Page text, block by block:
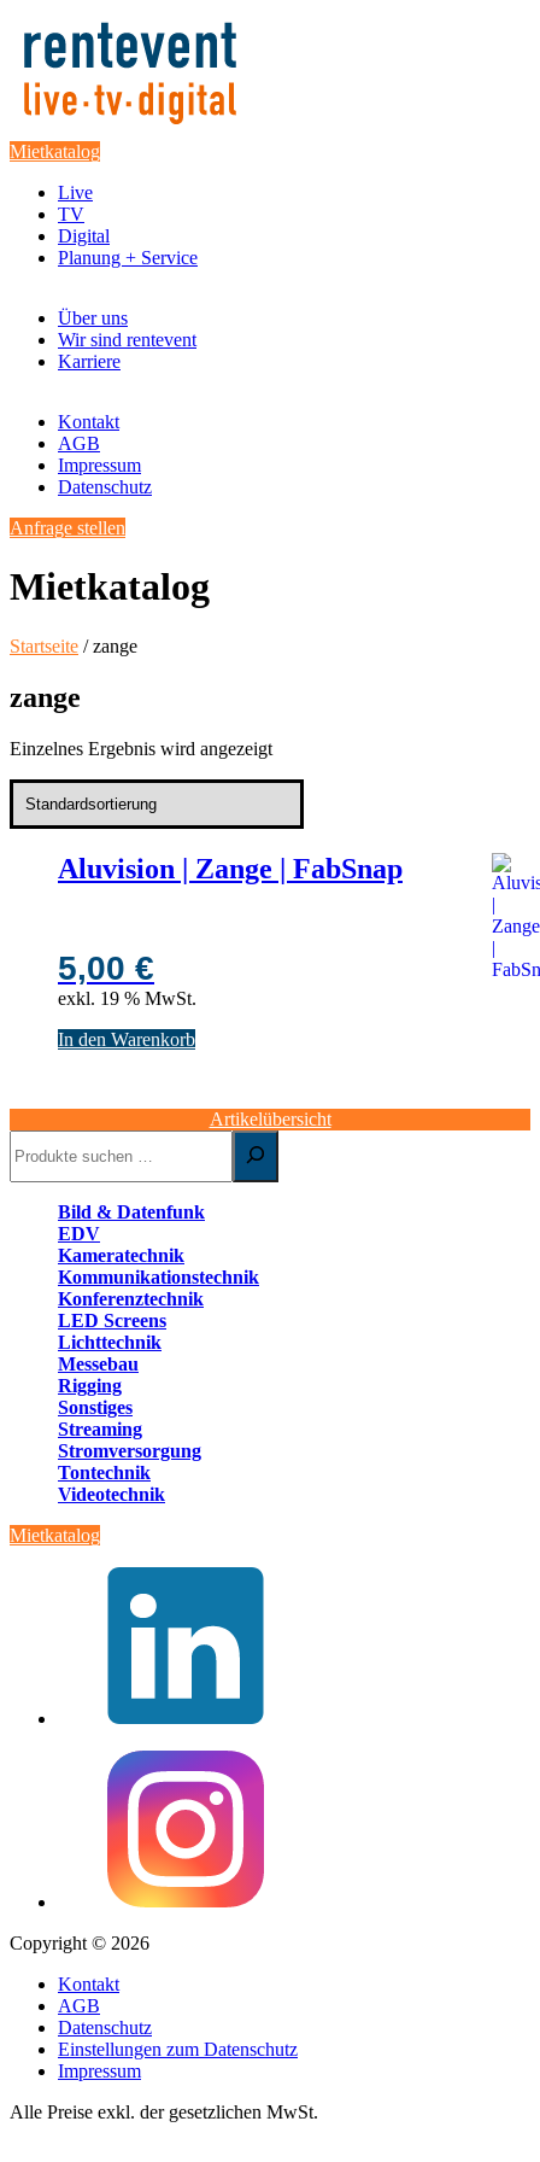
Mietkatalog
Live
TV
Digital
Planung + Service
Über uns
Wir sind rentevent
Karriere
Kontakt
AGB
Impressum
Datenschutz
Anfrage stellen
Mietkatalog
Startseite / zange
zange
Einzelnes Ergebnis wird angezeigt
Aluvision | Zange | FabSnap
5,00 €
exkl. 19 % MwSt.
In den Warenkorb
Artikelübersicht
Bild & Datenfunk
EDV
Kameratechnik
Kommunikationstechnik
Konferenztechnik
LED Screens
Lichttechnik
Messebau
Rigging
Sonstiges
Streaming
Stromversorgung
Tontechnik
Videotechnik
Mietkatalog
Copyright © 2026
Kontakt
AGB
Datenschutz
Einstellungen zum Datenschutz
Impressum
Alle Preise exkl. der gesetzlichen MwSt.